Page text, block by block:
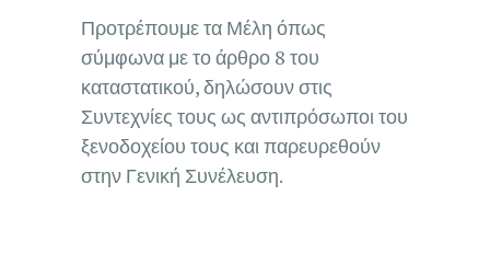
Προτρέπουμε τα Μέλη όπως
σύμφωνα με το άρθρο 8 του
καταστατικού, δηλώσουν στις
Συντεχνίες τους ως αντιπρόσωποι του
ξενοδοχείου τους και παρευρεθούν
στην Γενική Συνέλευση.